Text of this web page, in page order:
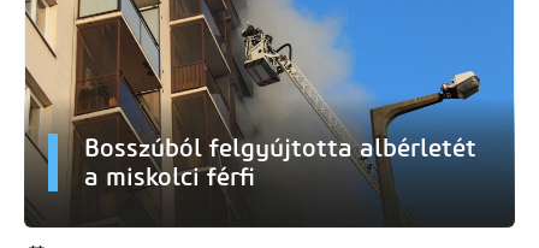
Bosszúból felgyújtotta albérletét
a miskolci férfi